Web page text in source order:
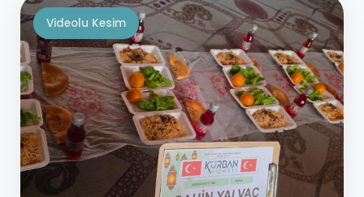
Videolu Kesim